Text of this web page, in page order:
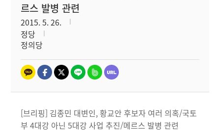
르스 발병 관련
2015. 5. 26.
정당
정의당
[브리핑] 김종민 대변인, 황교안 후보자 여러 의혹/국토
부 4대강 아닌 5대강 사업 추진/메르스 발병 관련